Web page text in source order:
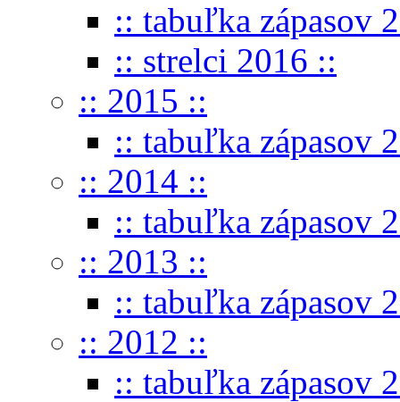
:: tabuľka zápasov
:: strelci 2016 ::
:: 2015 ::
:: tabuľka zápasov
:: 2014 ::
:: tabuľka zápasov
:: 2013 ::
:: tabuľka zápasov
:: 2012 ::
:: tabuľka zápasov